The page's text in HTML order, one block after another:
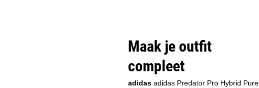
Maak je outfit
compleet
adidas adidas Predator Pro Hybrid Pure